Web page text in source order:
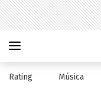
Rating Música